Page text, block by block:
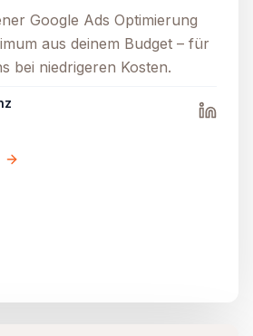
Google Ads Optimierung
aus deinem Budget – für
bei niedrigeren Kosten.